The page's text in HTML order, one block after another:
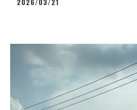
2026/03/21